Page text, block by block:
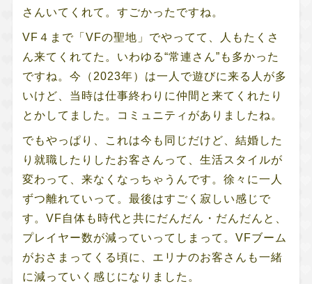
さんいてくれて。すごかったですね。
VF４まで「VFの聖地」でやってて、人もたくさ
ん来てくれてた。いわゆる“常連さん”も多かった
ですね。今（2023年）は一人で遊びに来る人が多
いけど、当時は仕事終わりに仲間と来てくれたり
とかしてました。コミュニティがありましたね。
でもやっぱり、これは今も同じだけど、結婚した
り就職したりしたお客さんって、生活スタイルが
変わって、来なくなっちゃうんです。徐々に一人
ずつ離れていって。最後はすごく寂しい感じで
す。VF自体も時代と共にだんだん・だんだんと、
プレイヤー数が減っていってしまって。VFブーム
がおさまってくる頃に、エリナのお客さんも一緒
に減っていく感じになりました。